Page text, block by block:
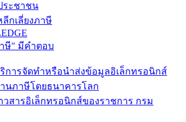
ระชาชน
ลีกเลี่ยงภาษี
ษี" มีคำตอบ
การจัดทำหรือนำส่งข้อมูลอิเล็กทรอนิกส์
นภาษีโดยธนาคารโลก
สารอิเล็กทรอนิกส์ของราชการ กรม